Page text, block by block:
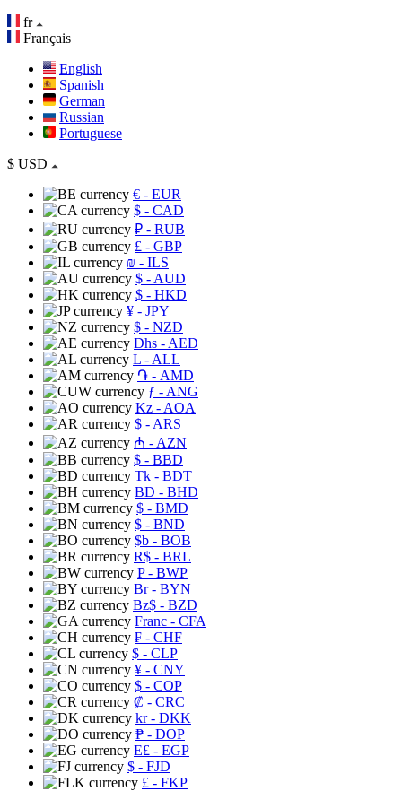
fr
Français
English
Spanish
German
Russian
Portuguese
$ USD
€ - EUR
$ - CAD
₽ - RUB
£ - GBP
₪ - ILS
$ - AUD
$ - HKD
¥ - JPY
$ - NZD
Dhs - AED
L - ALL
֏ - AMD
ƒ - ANG
Kz - AOA
$ - ARS
₼ - AZN
$ - BBD
Tk - BDT
BD - BHD
$ - BMD
$ - BND
$b - BOB
R$ - BRL
P- BWP
Br- BYN
Bz$ - BZD
Franc - CFA
₣ - CHF
$ - CLP
¥ - CNY
$ - COP
₡ - CRC
kr- DKK
₱ - DOP
E£ - EGP
$ - FJD
£ - FKP